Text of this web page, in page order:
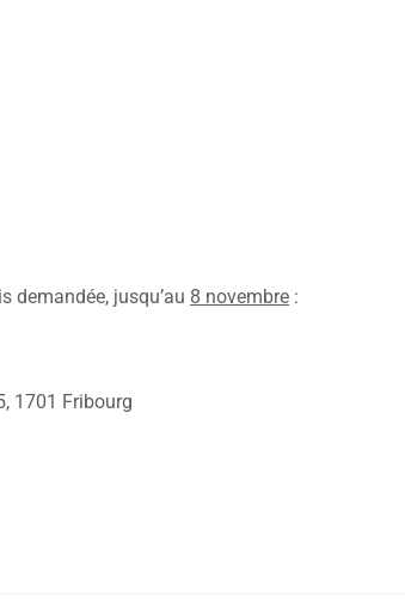
demandée, jusqu’au 8 novembre :
1701 Fribourg